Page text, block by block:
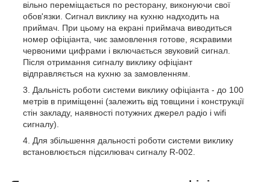
вільно переміщається по ресторану, виконуючи свої
обов'язки. Сигнал виклику на кухню надходить на
приймач. При цьому на екрані приймача виводиться
номер офіціанта, чиє замовлення готове, яскравими
червоними цифрами і включається звуковий сигнал.
Після отримання сигналу виклику офіціант
відправляється на кухню за замовленням.
Дальність роботи системи виклику офіціанта - до 100
метрів в приміщенні (залежить від товщини і конструкції
стін закладу, наявності потужних джерел радіо і wifi
сигналу).
Для збільшення дальності роботи системи виклику
встановлюється підсилювач сигналу R-002.